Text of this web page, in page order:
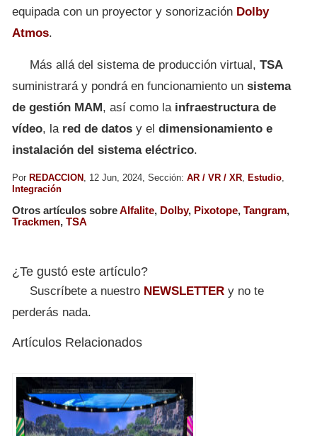
equipada con un proyector y sonorización Dolby
Atmos.
Más allá del sistema de producción virtual, TSA
suministrará y pondrá en funcionamiento un sistema
de gestión MAM, así como la infraestructura de
vídeo, la red de datos y el dimensionamiento e
instalación del sistema eléctrico.
Por REDACCION , 12 Jun, 2024, Sección: AR / VR / XR Estudio
Integración
Otros artículos sobreAlfalite, Dolby, Pixotope, Tangram,
Trackmen, TSA
¿Te gustó este artículo?
Suscríbete a nuestro NEWSLETTER y no te
perderás nada.
Artículos Relacionados